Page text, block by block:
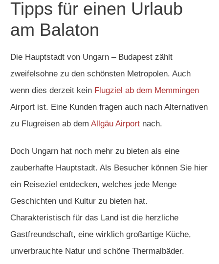
Tipps für einen Urlaub
am Balaton
Die Hauptstadt von Ungarn – Budapest zählt
zweifelsohne zu den schönsten Metropolen. Auch
wenn dies derzeit kein Flugziel ab dem Memmingen
Airport ist. Eine Kunden fragen auch nach Alternativen
zu Flugreisen ab dem Allgäu Airport nach.
Doch Ungarn hat noch mehr zu bieten als eine
zauberhafte Hauptstadt. Als Besucher können Sie hier
ein Reiseziel entdecken, welches jede Menge
Geschichten und Kultur zu bieten hat.
Charakteristisch für das Land ist die herzliche
Gastfreundschaft, eine wirklich großartige Küche,
unverbrauchte Natur und schöne Thermalbäder.